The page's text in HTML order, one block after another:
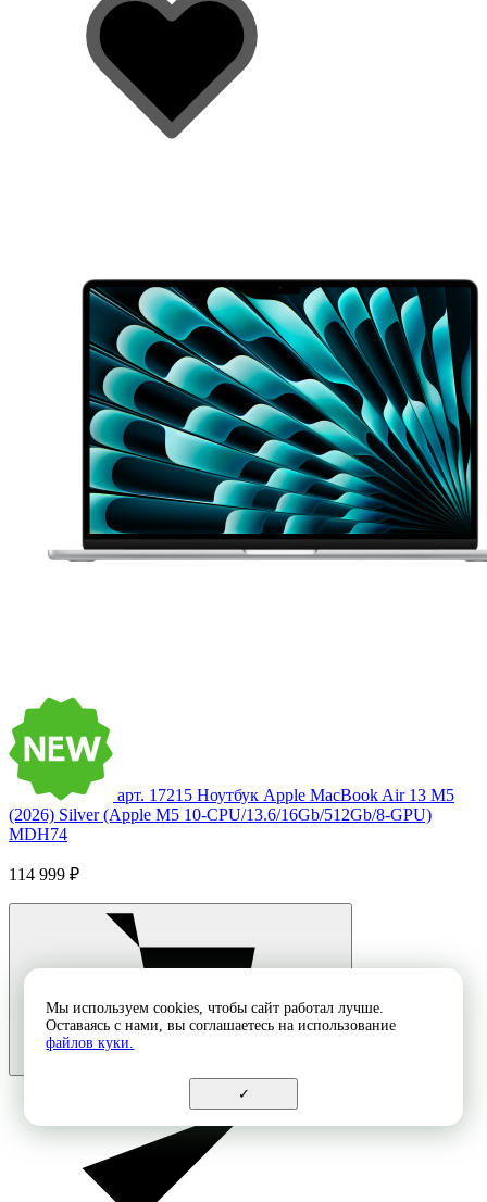
арт. 17215 Ноутбук Apple MacBook Air 13 M5
(2026) Silver (Apple M5 10-CPU/13.6/16Gb/512Gb/8-GPU)
MDH74
114 999 ₽
Мы используем cookies, чтобы сайт работал лучше.
Оставаясь с нами, вы соглашаетесь на использование
файлов куки.
✓